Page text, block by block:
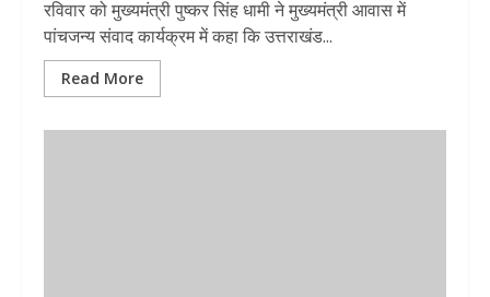
रविवार को मुख्यमंत्री पुष्कर सिंह धामी ने मुख्यमंत्री आवास में
पांचजन्य संवाद कार्यक्रम में कहा कि उत्तराखंड...
Read More